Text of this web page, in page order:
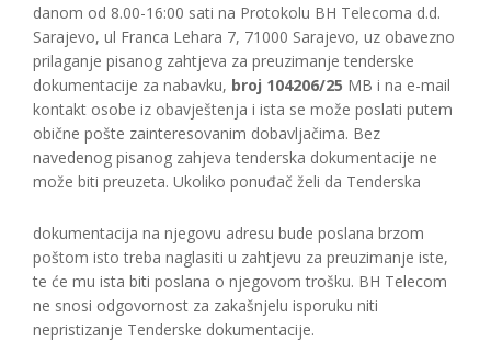
danom od 8.00-16:00 sati na Protokolu BH Telecoma d.d.
Sarajevo, ul Franca Lehara 7, 71000 Sarajevo, uz obavezno
prilaganje pisanog zahtjeva za preuzimanje tenderske
dokumentacije za nabavku, broj 104206/25 MB i na e-mail
kontakt osobe iz obavještenja i ista se može poslati putem
obične pošte zainteresovanim dobavljačima. Bez
navedenog pisanog zahjeva tenderska dokumentacije ne
može biti preuzeta. Ukoliko ponuđač želi da Tenderska
dokumentacija na njegovu adresu bude poslana brzom
poštom isto treba naglasiti u zahtjevu za preuzimanje iste,
te će mu ista biti poslana o njegovom trošku. BH Telecom
ne snosi odgovornost za zakašnjelu isporuku niti
nepristizanje Tenderske dokumentacije.